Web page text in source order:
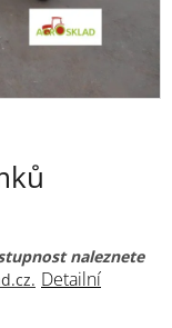
naleznete
Detailní